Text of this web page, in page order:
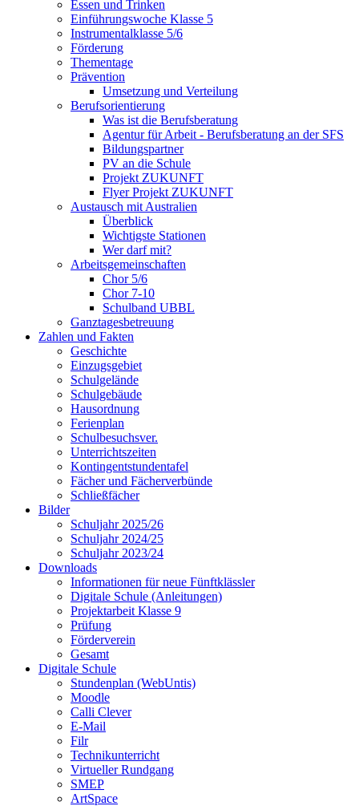
Essen und Trinken
Einführungswoche Klasse 5
Instrumentalklasse 5/6
Förderung
Thementage
Prävention
Umsetzung und Verteilung
Berufsorientierung
Was ist die Berufsberatung
Agentur für Arbeit - Berufsberatung an der SFS
Bildungspartner
PV an die Schule
Projekt ZUKUNFT
Flyer Projekt ZUKUNFT
Austausch mit Australien
Überblick
Wichtigste Stationen
Wer darf mit?
Arbeitsgemeinschaften
Chor 5/6
Chor 7-10
Schulband UBBL
Ganztagesbetreuung
Zahlen und Fakten
Geschichte
Einzugsgebiet
Schulgelände
Schulgebäude
Hausordnung
Ferienplan
Schulbesuchsver.
Unterrichtszeiten
Kontingentstundentafel
Fächer und Fächerverbünde
Schließfächer
Bilder
Schuljahr 2025/26
Schuljahr 2024/25
Schuljahr 2023/24
Downloads
Informationen für neue Fünftklässler
Digitale Schule (Anleitungen)
Projektarbeit Klasse 9
Prüfung
Förderverein
Gesamt
Digitale Schule
Stundenplan (WebUntis)
Moodle
Calli Clever
E-Mail
Filr
Technikunterricht
Virtueller Rundgang
SMEP
ArtSpace